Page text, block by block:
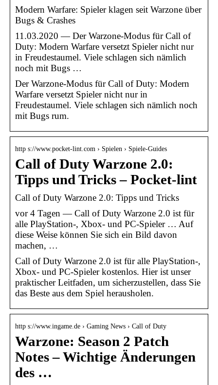
Modern Warfare: Spieler klagen seit Warzone über
Bugs & Crashes
11.03.2020 — Der Warzone-Modus für Call of
Duty: Modern Warfare versetzt Spieler nicht nur
in Freudestaumel. Viele schlagen sich nämlich
noch mit Bugs …
Der Warzone-Modus für Call of Duty: Modern
Warfare versetzt Spieler nicht nur in
Freudestaumel. Viele schlagen sich nämlich noch
mit Bugs rum.
http s://www.pocket-lint.com › Spielen › Spiele-Guides
Call of Duty Warzone 2.0:
Tipps und Tricks – Pocket-lint
Call of Duty Warzone 2.0: Tipps und Tricks
vor 4 Tagen — Call of Duty Warzone 2.0 ist für
alle PlayStation-, Xbox- und PC-Spieler … Auf
diese Weise können Sie sich ein Bild davon
machen, …
Call of Duty Warzone 2.0 ist für alle PlayStation-,
Xbox- und PC-Spieler kostenlos. Hier ist unser
praktischer Leitfaden, um sicherzustellen, dass Sie
das Beste aus dem Spiel herausholen.
http s://www.ingame.de › Gaming News › Call of Duty
Warzone: Season 2 Patch
Notes – Wichtige Änderungen
des …